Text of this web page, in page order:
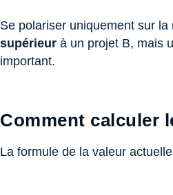
Se polariser uniquement sur
supérieur à un projet B, mais
important.
Comment calculer
La formule de la valeur